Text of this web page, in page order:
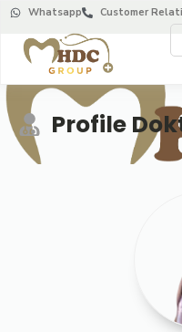
Whatsapp Customer
Profile